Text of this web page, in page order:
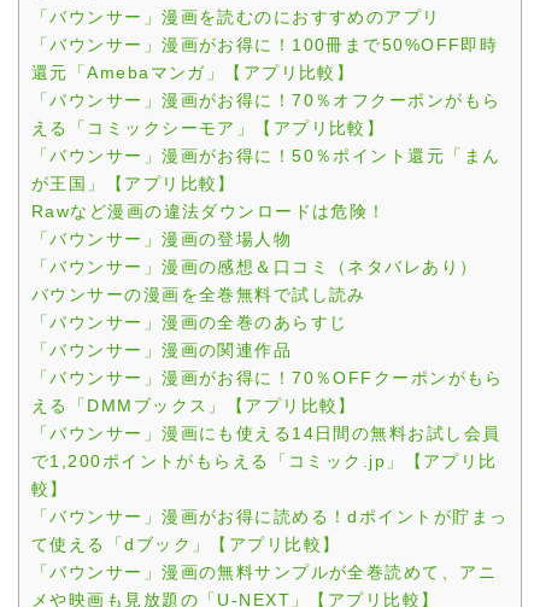
「バウンサー」漫画を読むのにおすすめのアプリ
「バウンサー」漫画がお得に！100冊まで50%OFF即時
還元「Amebaマンガ」【アプリ比較】
「バウンサー」漫画がお得に！70％オフクーポンがもら
える「コミックシーモア」【アプリ比較】
「バウンサー」漫画がお得に！50％ポイント還元「まん
が王国」【アプリ比較】
Rawなど漫画の違法ダウンロードは危険！
「バウンサー」漫画の登場人物
「バウンサー」漫画の感想＆口コミ（ネタバレあり）
バウンサーの漫画を全巻無料で試し読み
「バウンサー」漫画の全巻のあらすじ
「バウンサー」漫画の関連作品
「バウンサー」漫画がお得に！70％OFFクーポンがもら
える「DMMブックス」【アプリ比較】
「バウンサー」漫画にも使える14日間の無料お試し会員
で1,200ポイントがもらえる「コミック.jp」【アプリ比
較】
「バウンサー」漫画がお得に読める！dポイントが貯まっ
て使える「dブック」【アプリ比較】
「バウンサー」漫画の無料サンプルが全巻読めて、アニ
メや映画も見放題の「U-NEXT」【アプリ比較】